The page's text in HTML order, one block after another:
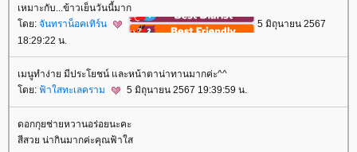
เหมาะกับ...ข้าวเย็นวันนี้มาก
ดย: จันทราน็อคเทิร์น
5 มิถุนายน 2567
18:29:22 น.
เมนูทำง่าย มีประโยชน์ และหน้าตาน่าทานมากค่ะ^^
ดย: ฟ้าใสทะเลคราม 5 มิถุนายน 2567 19:39:59 น.
ดอกกุยช่ายหวานอร่อยนะคะ
สีสวย น่ากินมากค่ะคุณฟ้าใส